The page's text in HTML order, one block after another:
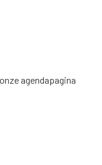
agendapagina